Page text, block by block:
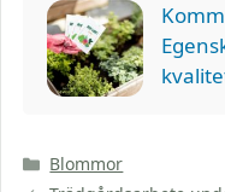
Kategorier
Blommor